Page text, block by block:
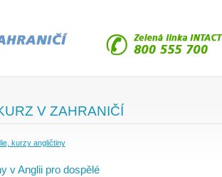
V ZAHRANIČÍ
kurzy angličtiny
v Anglii pro dospělé